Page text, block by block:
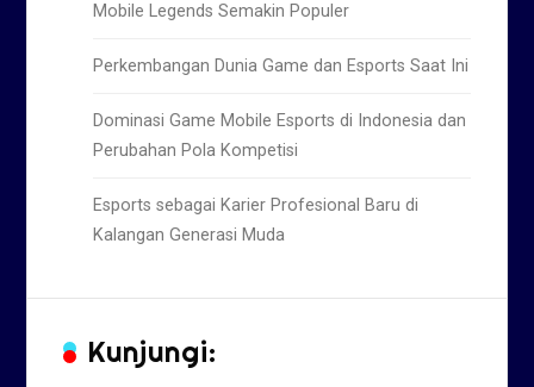
Mobile Legends Semakin Populer
Perkembangan Dunia Game dan Esports Saat Ini
Dominasi Game Mobile Esports di Indonesia dan
Perubahan Pola Kompetisi
Esports sebagai Karier Profesional Baru di
Kalangan Generasi Muda
Kunjungi: